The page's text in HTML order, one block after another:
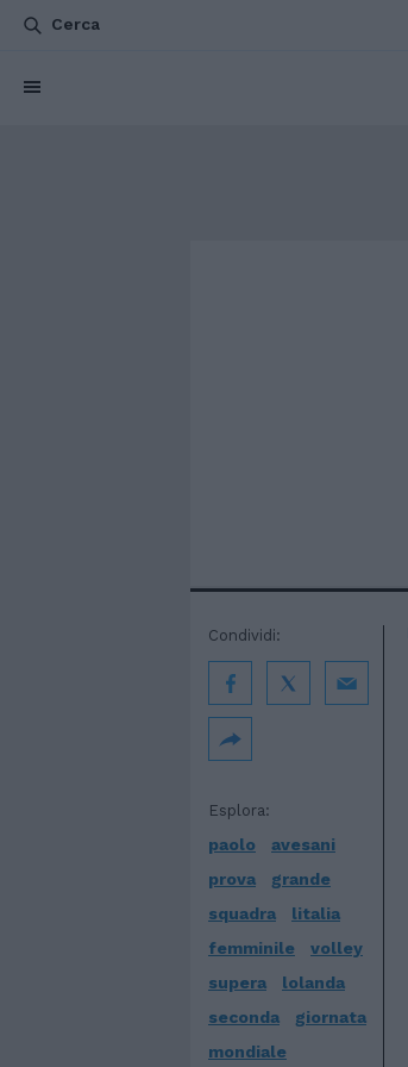
Cerca
Esplora:
paolo
avesani
prova
grande
squadra
litalia
femminile
volley
supera
lolanda
seconda
giornata
mondiale
Condividi: